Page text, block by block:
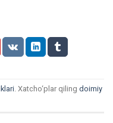
. Xatcho‘plar qiling doimiy